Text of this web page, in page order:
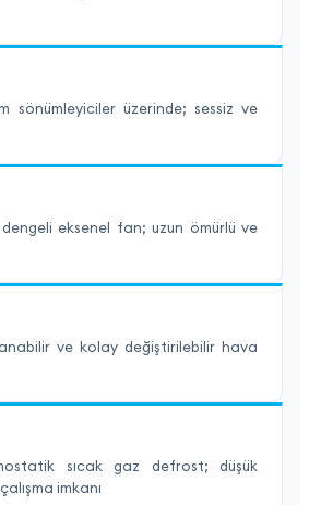
sönümleyiciler üzerinde; sessiz ve
eksenel fan; uzun ömürlü ve
ve kolay değiştirilebilir hava
sıcak gaz defrost; düşük
imkanı